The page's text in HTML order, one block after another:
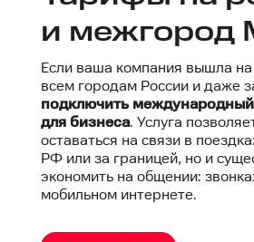
и межгород
Если ваша компания вышла
всем городам России и даже
подключить
для бизнеса. Услуга
оставаться на связи в
РФ или за границей, но и
экономить на общении:
мобильном интернете.